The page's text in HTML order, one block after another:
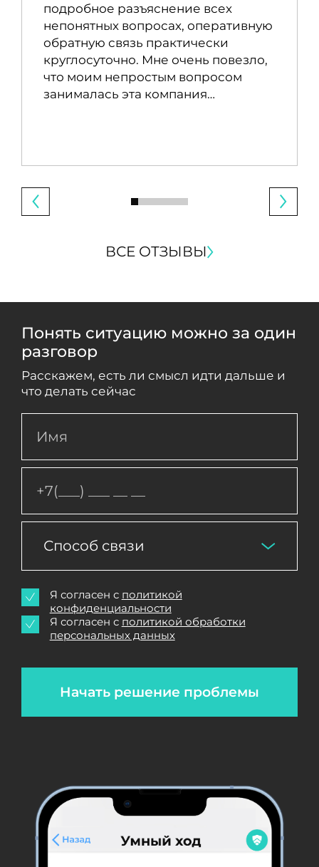
подробное разъяснение всех
непонятных вопросах, оперативную
обратную связь практически
круглосуточно. Мне очень повезло,
что моим непростым вопросом
занималась эта компания…
ВСЕ ОТЗЫВЫ
Понять ситуацию можно за один
разговор
Расскажем, есть ли смысл идти дальше и
что делать сейчас
Способ связи
Начать решение проблемы
Я согласен с политикой
конфиденциальности
Я согласен с политикой обработки
персональных данных